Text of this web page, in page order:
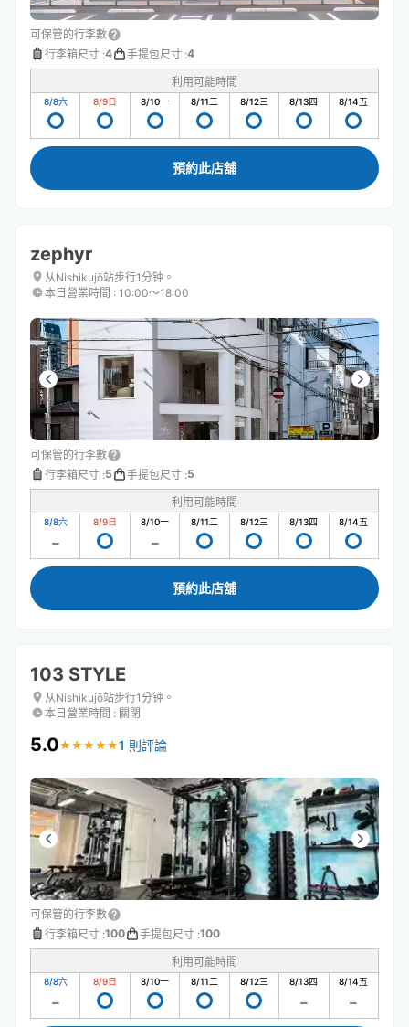
可保管的行李數
行李箱尺寸 :4 手提包尺寸 :4
利用可能時間
8/8六 8/9日 8/10一 8/11二 8/12三 8/13四 8/14五
預約此店舖
zephyr
从Nishikujō站步行1分钟。
本日營業時間 : 10:00〜18:00
可保管的行李數
行李箱尺寸 :5 手提包尺寸 :5
利用可能時間
8/8六 8/9日 8/10一 8/11二 8/12三 8/13四 8/14五
預約此店舖
103 STYLE
从Nishikujō站步行1分钟。
本日營業時間 : 關閉
5.0★ ★ ★ ★ ★
★ ★ ★ ★ ★1 則評論
可保管的行李數
行李箱尺寸 :100 手提包尺寸 :100
利用可能時間
8/8六 8/9日 8/10一 8/11二 8/12三 8/13四 8/14五